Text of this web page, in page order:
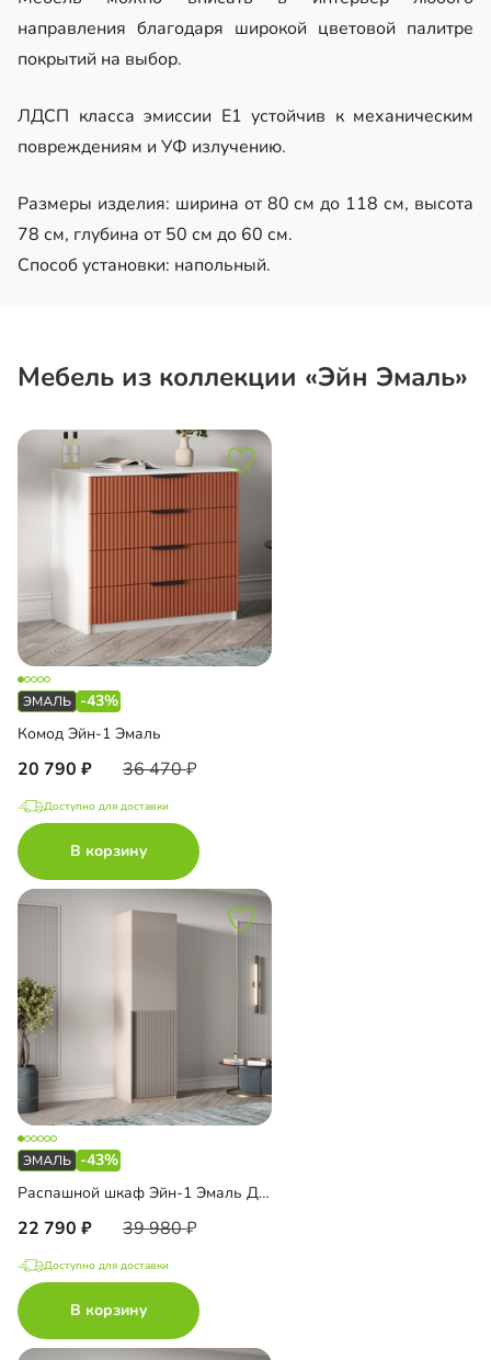
направления благодаря широкой цветовой палитре
покрытий на выбор.
ЛДСП класса эмиссии Е1 устойчив к механическим
повреждениям и УФ излучению.
Размеры изделия: ширина от 80 см до 118 см, высота
78 см, глубина от 50 см до 60 см.
Способ установки: напольный.
Мебель из коллекции «Эйн Эмаль»
-43%
Комод Эйн-1 Эмаль
20 790 36 470
Доступно для доставки
В корзину
-43%
Распашной шкаф Эйн-1 Эмаль Декор 1
22 790 39 980
Доступно для доставки
В корзину